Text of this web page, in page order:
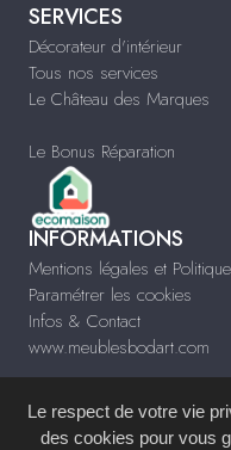
SERVICES
Décorateur d'intérieur
Tous nos services
Le Château des Marques
Le Bonus Réparation
INFORMATIONS
Mentions légales et
Paramétrer les cookies
Infos & Contact
www.meublesbodart.com
Le respect de votre vie
des cookies pour vous